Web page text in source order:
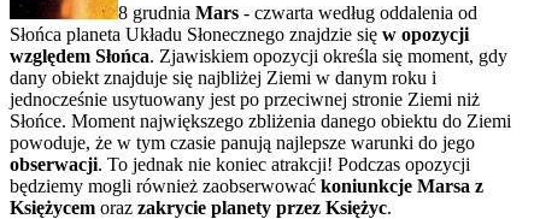
8 grudnia Mars - czwarta według oddalenia od
Słońca planeta Układu Słonecznego znajdzie się w opozycji
względem Słońca. Zjawiskiem opozycji określa się moment, gdy
dany obiekt znajduje się najbliżej Ziemi w danym roku i
jednocześnie usytuowany jest po przeciwnej stronie Ziemi niż
Słońce. Moment największego zbliżenia danego obiektu do Ziemi
powoduje, że w tym czasie panują najlepsze warunki do jego
obserwacji. To jednak nie koniec atrakcji! Podczas opozycji
będziemy mogli również zaobserwować koniunkcje Marsa z
Księżycem oraz zakrycie planety przez Księżyc.